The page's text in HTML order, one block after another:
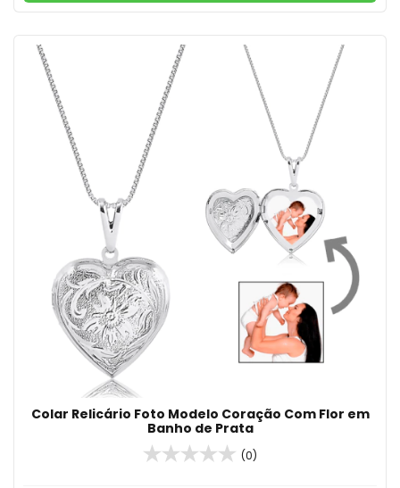
Colar Relicário Foto Modelo Coração Com Flor em
Banho de Prata
(0)